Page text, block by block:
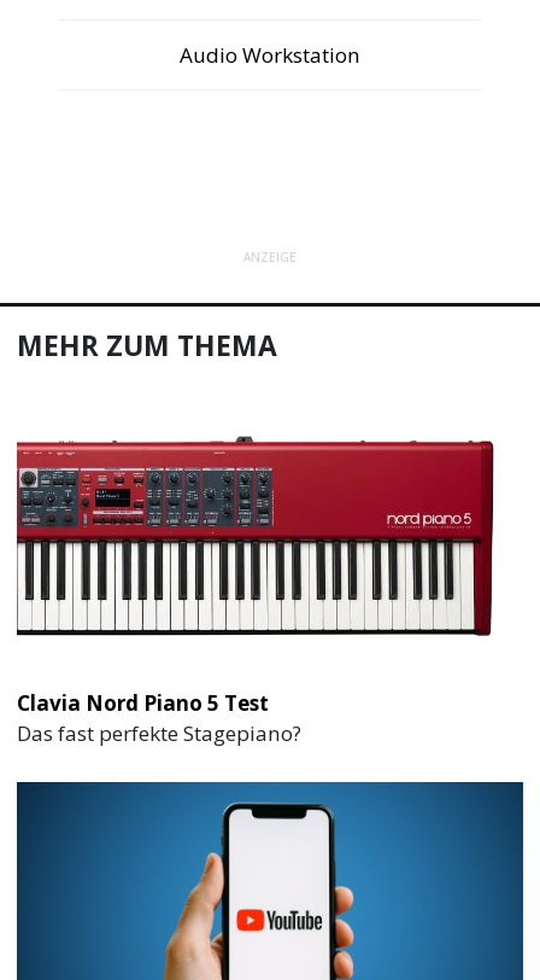
Audio Workstation
ANZEIGE
MEHR ZUM THEMA
Clavia Nord Piano 5 Test
Das fast perfekte Stagepiano?